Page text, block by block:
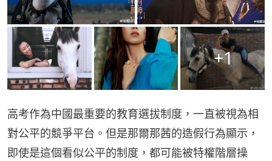
+1
高考作為中國最重要的教育選拔制度，一直被視為相
對公平的競爭平台。但是那爾那茜的造假行為顯示，
即使是這個看似公平的制度，都可能被特權階層操